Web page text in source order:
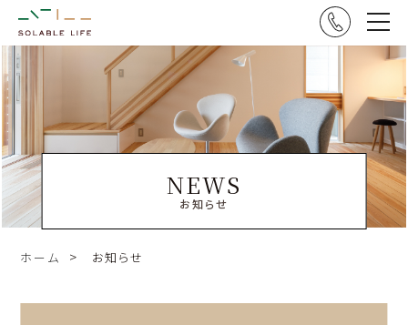
NEWS
お知らせ
ホーム お知らせ